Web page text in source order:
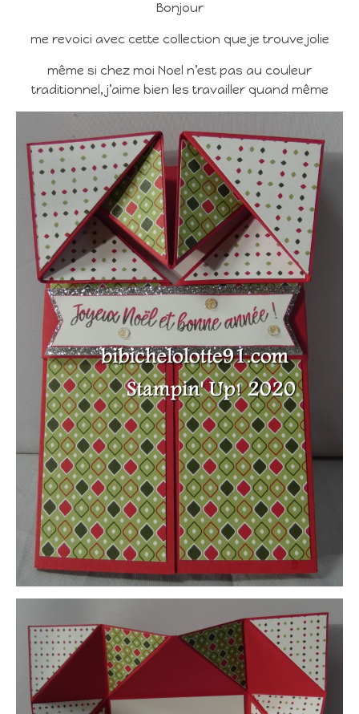
Bonjour
me revoici avec cette collection que je trouve jolie
même si chez moi Noel n’est pas au couleur
traditionnel, j’aime bien les travailler quand même